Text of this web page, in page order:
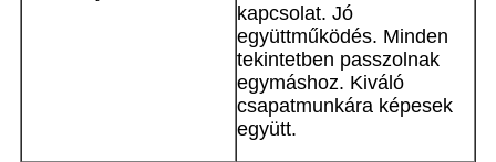
kapcsolat. Jó
együttműködés. Minden
tekintetben passzolnak
egymáshoz. Kiváló
csapatmunkára képesek
együtt.